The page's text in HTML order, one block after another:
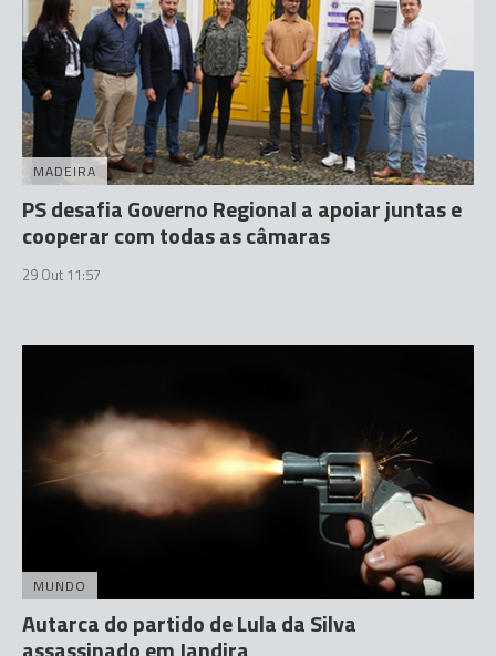
MADEIRA
PS desafia Governo Regional a apoiar juntas e
cooperar com todas as câmaras
29 Out 11:57
MUNDO
Autarca do partido de Lula da Silva